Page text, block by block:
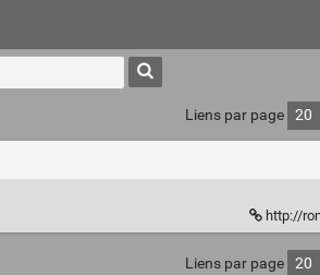
Liens par page 20
http://
Liens par page 20